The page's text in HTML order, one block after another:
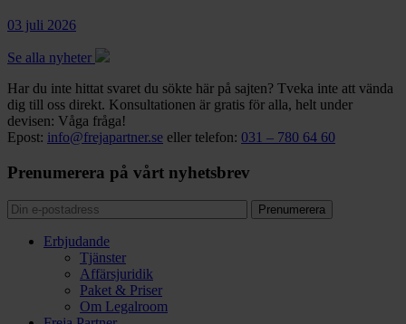
03 juli 2026
Se alla nyheter
Har du inte hittat svaret du sökte här på sajten? Tveka inte att vända
dig till oss direkt. Konsultationen är gratis för alla, helt under
devisen: Våga fråga!
Epost: info@frejapartner.se eller telefon: 031 – 780 64 60
Prenumerera på vårt nyhetsbrev
Erbjudande
Tjänster
Affärsjuridik
Paket & Priser
Om Legalroom